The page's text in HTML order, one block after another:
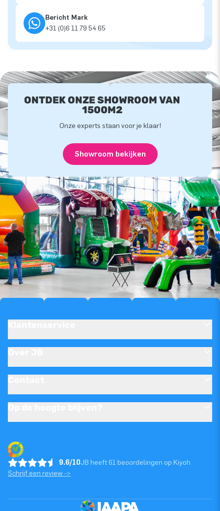
Bericht Mark
+31 (0)6 11 79 54 65
ONTDEK ONZE SHOWROOM VAN
1500M2
Onze experts staan voor je klaar!
Showroom bekijken
9.6/10JB heeft 61 beoordelingen op Kiyoh
Schrijf een review ->